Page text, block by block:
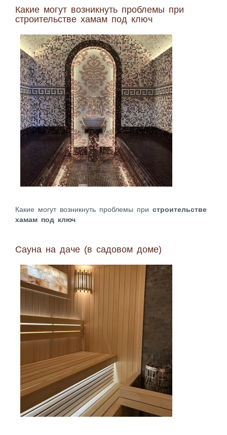
Какие могут возникнуть проблемы при
строительстве хамам под ключ
Какие могут возникнуть проблемы при строительстве
хамам под ключ
Сауна на даче (в садовом доме)